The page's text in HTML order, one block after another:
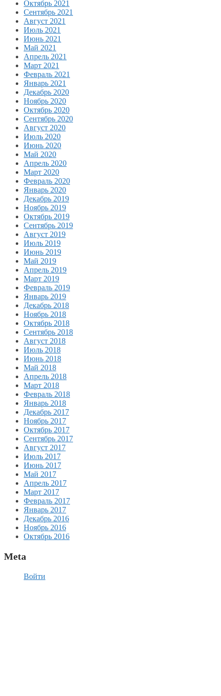
Октябрь 2021
Сентябрь 2021
Август 2021
Июль 2021
Июнь 2021
Май 2021
Апрель 2021
Март 2021
Февраль 2021
Январь 2021
Декабрь 2020
Ноябрь 2020
Октябрь 2020
Сентябрь 2020
Август 2020
Июль 2020
Июнь 2020
Май 2020
Апрель 2020
Март 2020
Февраль 2020
Январь 2020
Декабрь 2019
Ноябрь 2019
Октябрь 2019
Сентябрь 2019
Август 2019
Июль 2019
Июнь 2019
Май 2019
Апрель 2019
Март 2019
Февраль 2019
Январь 2019
Декабрь 2018
Ноябрь 2018
Октябрь 2018
Сентябрь 2018
Август 2018
Июль 2018
Июнь 2018
Май 2018
Апрель 2018
Март 2018
Февраль 2018
Январь 2018
Декабрь 2017
Ноябрь 2017
Октябрь 2017
Сентябрь 2017
Август 2017
Июль 2017
Июнь 2017
Май 2017
Апрель 2017
Март 2017
Февраль 2017
Январь 2017
Декабрь 2016
Ноябрь 2016
Октябрь 2016
Meta
Войти